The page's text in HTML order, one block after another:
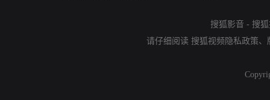
搜狐影音 - 搜
请仔细阅读 搜狐视频隐私政策、